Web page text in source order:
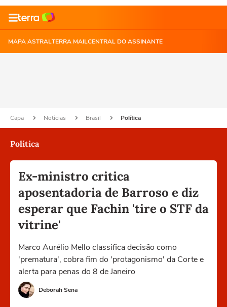
MAPA ASTRALTERRA MAILCENTRAL DO ASSINANTE
Capa Notícias Brasil Política
Política
Ex-ministro critica
aposentadoria de Barroso e diz
esperar que Fachin 'tire o STF da
vitrine'
Marco Aurélio Mello classifica decisão como
'prematura', cobra fim do 'protagonismo' da Corte e
alerta para penas do 8 de Janeiro
Deborah Sena